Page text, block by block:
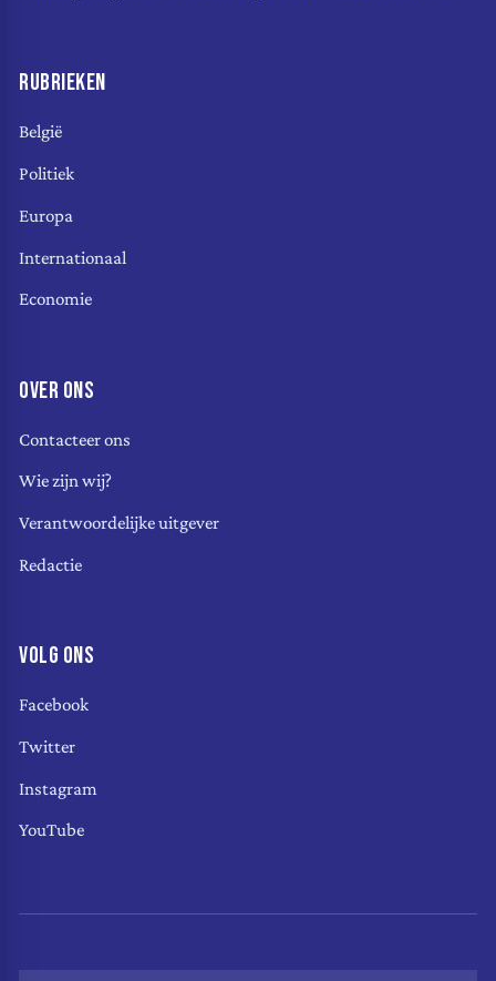
RUBRIEKEN
België
Politiek
Europa
Internationaal
Economie
OVER ONS
Contacteer ons
Wie zijn wij?
Verantwoordelijke uitgever
Redactie
VOLG ONS
Facebook
Twitter
Instagram
YouTube